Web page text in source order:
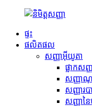
ផ្ទះ
ផលិតផល
សញ្ញាអ៊ីយូតា
ផ្លាកសញ្
សញ្ញា
សញ្ញារប
សញ្ញានៃ